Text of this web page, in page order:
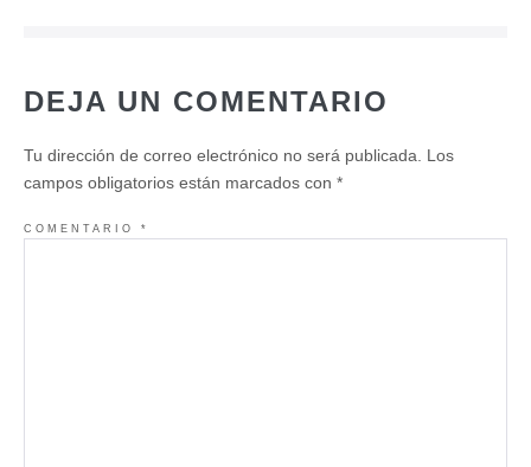
DEJA UN COMENTARIO
Tu dirección de correo electrónico no será publicada.
Los
campos obligatorios están marcados con *
COMENTARIO *